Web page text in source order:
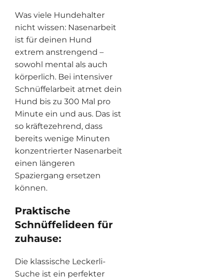
Was viele Hundehalter
nicht wissen: Nasenarbeit
ist für deinen Hund
extrem anstrengend –
sowohl mental als auch
körperlich. Bei intensiver
Schnüffelarbeit atmet dein
Hund bis zu 300 Mal pro
Minute ein und aus. Das ist
so kräftezehrend, dass
bereits wenige Minuten
konzentrierter Nasenarbeit
einen längeren
Spaziergang ersetzen
können.
Praktische
Schnüffelideen für
zuhause:
Die klassische Leckerli-
Suche ist ein perfekter